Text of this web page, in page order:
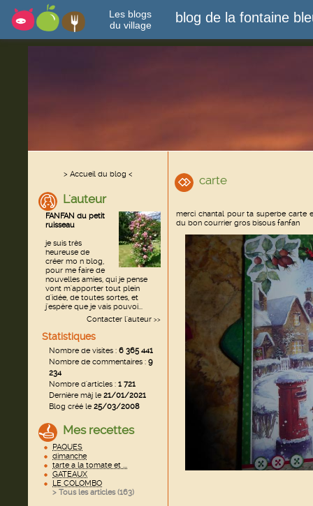
Les blogs
du village
blog de la fontaine
> Accueil du blog <
L'auteur
FANFAN du petit
ruisseau
je suis très
heureuse de
créer mo n blog,
pour me faire de
nouvelles amies, qui je pense
vont m'apporter tout plein
d'idée, de toutes sortes, et
j'espère que je vais pouvoi...
Contacter l'auteur >>
Statistiques
Nombre de visites : 6 365 441
Nombre de commentaires : 9
234
Nombre d'articles : 1 721
Dernière màj le21/01/2021
Blog créé le25/03/2008
Mes recettes
PAQUES
dimanche
tarte a la tomate et ...
GATEAUX
LE COLOMBO
> Tous les articles (163)
carte
merci chantal pour ta superbe carte
du bon courrier gros bisous fanfan